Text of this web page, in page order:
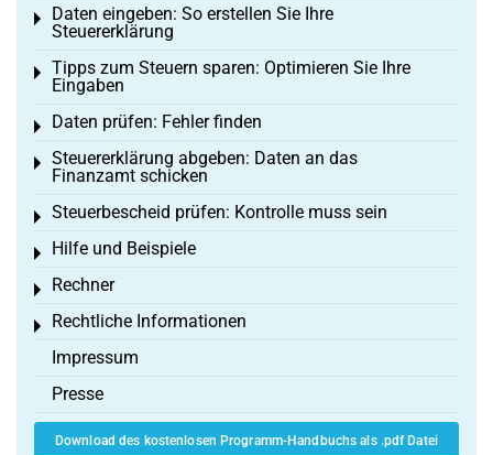
Daten eingeben: So erstellen Sie Ihre
Steuererklärung
Toggle menu
Tipps zum Steuern sparen: Optimieren Sie Ihre
Eingaben
Toggle menu
Daten prüfen: Fehler finden
Toggle menu
Steuererklärung abgeben: Daten an das
Finanzamt schicken
Toggle menu
Steuerbescheid prüfen: Kontrolle muss sein
Toggle menu
Hilfe und Beispiele
Toggle menu
Rechner
Toggle menu
Rechtliche Informationen
Toggle menu
Impressum
Presse
Download des kostenlosen Programm-Handbuchs als .pdf Datei